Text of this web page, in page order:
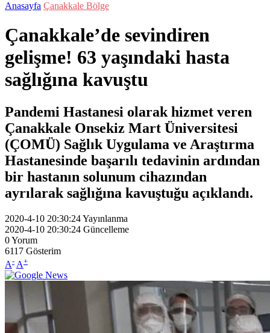
Anasayfa Çanakkale Bölge
Çanakkale’de sevindiren
gelişme! 63 yaşındaki hasta
sağlığına kavuştu
Pandemi Hastanesi olarak hizmet veren
Çanakkale Onsekiz Mart Üniversitesi
(ÇOMÜ) Sağlık Uygulama ve Araştırma
Hastanesinde başarılı tedavinin ardından
bir hastanın solunum cihazından
ayrılarak sağlığına kavuştuğu açıklandı.
2020-4-10 20:30:24Yayınlanma
2020-4-10 20:30:24 Güncelleme
0Yorum
6117 Gösterim
A- A+